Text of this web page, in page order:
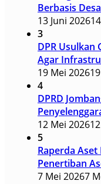
Berbasis Desa
13 Juni 2026
3
DPR Usulkan
Agar
19 Mei 2026
4
DPRD
12 Mei 2026
5
Raperda Aset
Penertiban
7 Mei 20267